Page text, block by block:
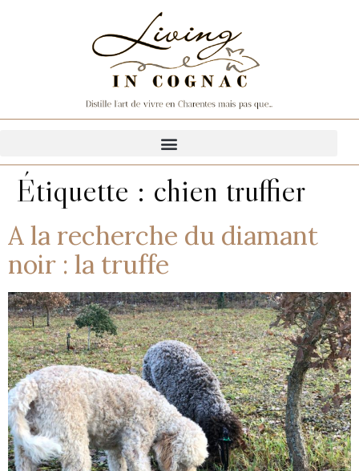
Étiquette : chien truffier
A la recherche du diamant
noir : la truffe